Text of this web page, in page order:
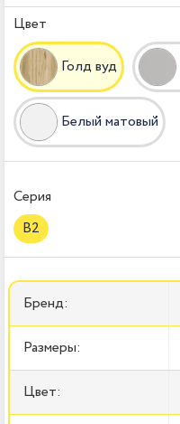
Цвет
Голд вуд
Белый матовый
Серия
B2
Бренд:
Размеры:
Цвет: